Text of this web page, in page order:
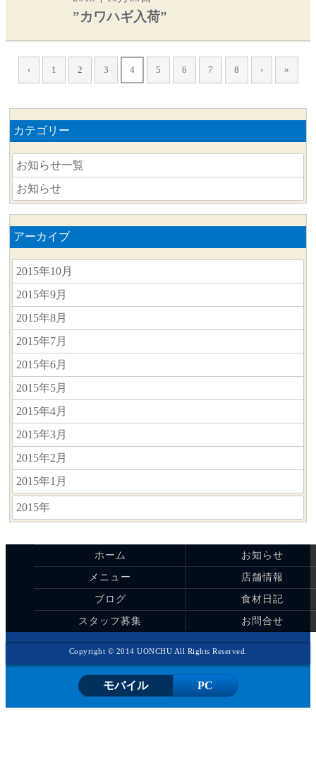
”カワハギ入荷”
‹ 1 2 3 4 5 6 7 8 › »
カテゴリー
お知らせ一覧
お知らせ
アーカイブ
2015年10月
2015年9月
2015年8月
2015年7月
2015年6月
2015年5月
2015年4月
2015年3月
2015年2月
2015年1月
2015年
ホーム
お知らせ
メニュー
店舗情報
ブログ
食材日記
スタッフ募集
お問合せ
Copyright © 2014 UONCHU All Rights Reserved.
モバイル PC